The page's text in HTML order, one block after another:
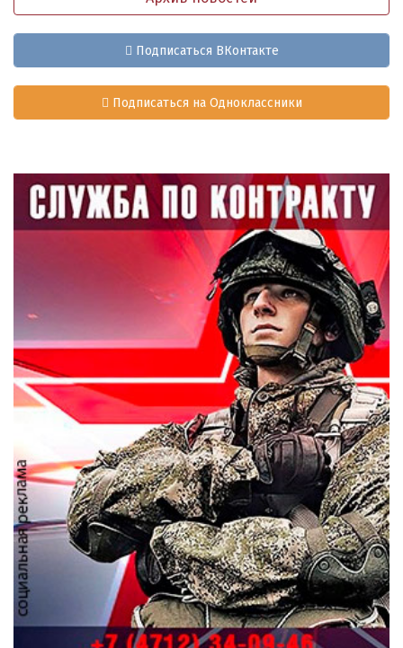
Подписаться ВКонтакте
Подписаться на Одноклассники